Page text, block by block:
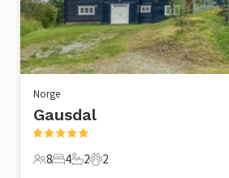
Norge
Gausdal
8 Gjester
8
4 Soverom
4
2 Bad
2
2 Kjæledyr
2